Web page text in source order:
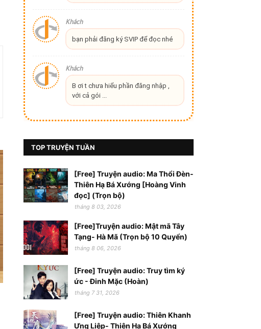
Khách
bạn phải đăng ký SVIP để đọc nhé
Khách
B ơi t chưa hiểu phần đăng nhập ,
với cả gói ...
TOP TRUYỆN TUẦN
[Free] Truyện audio: Ma Thổi Đèn-
Thiên Hạ Bá Xướng [Hoàng Vinh
đọc] (Trọn bộ)
tháng 8 03, 2026
[Free]Truyện audio: Mật mã Tây
Tạng- Hà Mã (Trọn bộ 10 Quyển)
tháng 8 06, 2026
[Free] Truyện audio: Truy tìm ký
ức - Đinh Mặc (Hoàn)
tháng 7 31, 2026
[Free] Truyện audio: Thiên Khanh
Ưng Liệp- Thiên Hạ Bá Xướng